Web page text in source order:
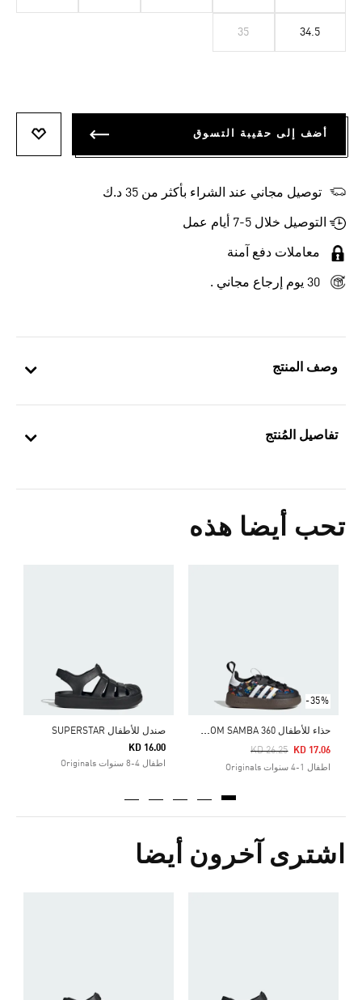
وصف المنتج
تفاصيل المُنتج
تحب أيضا هذه
-35%
ح
ذاء للأطفال ADIDAS DISNEY ADIFOM SAMBA 360
Price Reduced From
KD 26.25
To KD 17.06
اطفال 1-4 سنوات Originals
صندل للأطفال SUPERSTAR
KD 16.00
اطفال 4-8 سنوات Originals
اشترى آخرون أيضا
34.5
35
أضف إلى حقيبة التسوق
توصيل مجاني عند الشراء بأكثر من 35 د.ك
التوصيل خلال 5-7 أيام عمل
معاملات دفع آمنة